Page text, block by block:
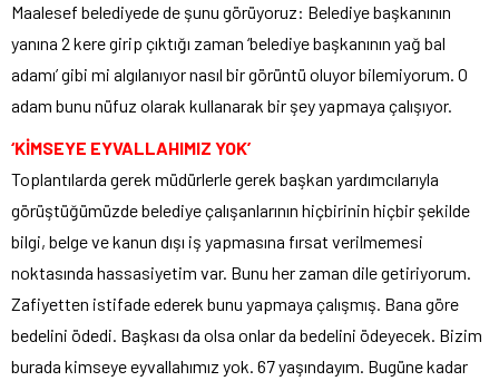
Maalesef belediyede de şunu görüyoruz: Belediye başkanının
yanına 2 kere girip çıktığı zaman ‘belediye başkanının yağ bal
adamı’ gibi mi algılanıyor nasıl bir görüntü oluyor bilemiyorum. O
adam bunu nüfuz olarak kullanarak bir şey yapmaya çalışıyor.
‘KİMSEYE EYVALLAHIMIZ YOK’
Toplantılarda gerek müdürlerle gerek başkan yardımcılarıyla
görüştüğümüzde belediye çalışanlarının hiçbirinin hiçbir şekilde
bilgi, belge ve kanun dışı iş yapmasına fırsat verilmemesi
noktasında hassasiyetim var. Bunu her zaman dile getiriyorum.
Zafiyetten istifade ederek bunu yapmaya çalışmış. Bana göre
bedelini ödedi. Başkası da olsa onlar da bedelini ödeyecek. Bizim
burada kimseye eyvallahımız yok. 67 yaşındayım. Bugüne kadar